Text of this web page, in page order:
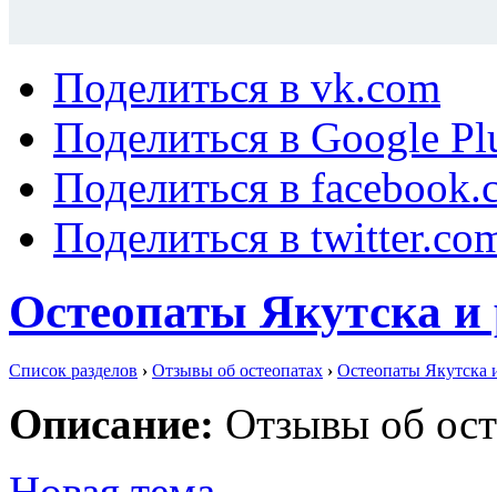
Поделиться в vk.com
Поделиться в Google
Поделиться в
Поделиться в
Остеопаты Якутска
Список разделов › Отзывы об остеопатах › Остеопаты Якутска
Описание: Отзывы об